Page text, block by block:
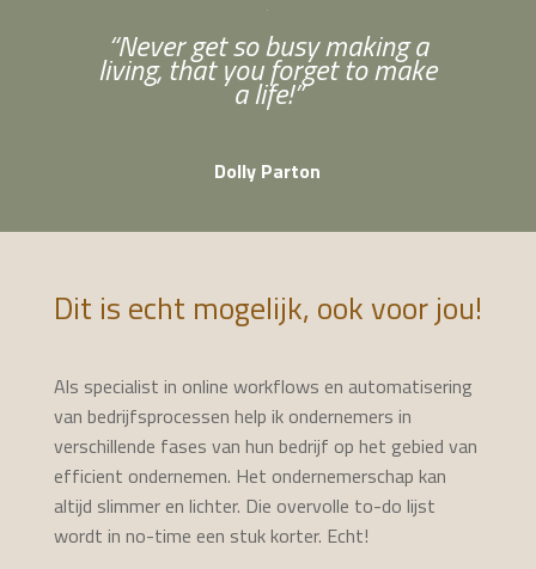
“Never get so busy making a
living, that you forget to make
a life!”
Dolly Parton
Dit is echt mogelijk, ook voor jou!
Als specialist in online workflows en automatisering
van bedrijfsprocessen help ik ondernemers in
verschillende fases van hun bedrijf op het gebied van
efficient ondernemen. Het ondernemerschap kan
altijd slimmer en lichter. Die overvolle to-do lijst
wordt in no-time een stuk korter. Echt!